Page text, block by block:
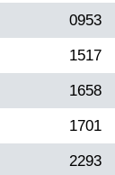
0953
1517
1658
1701
2293